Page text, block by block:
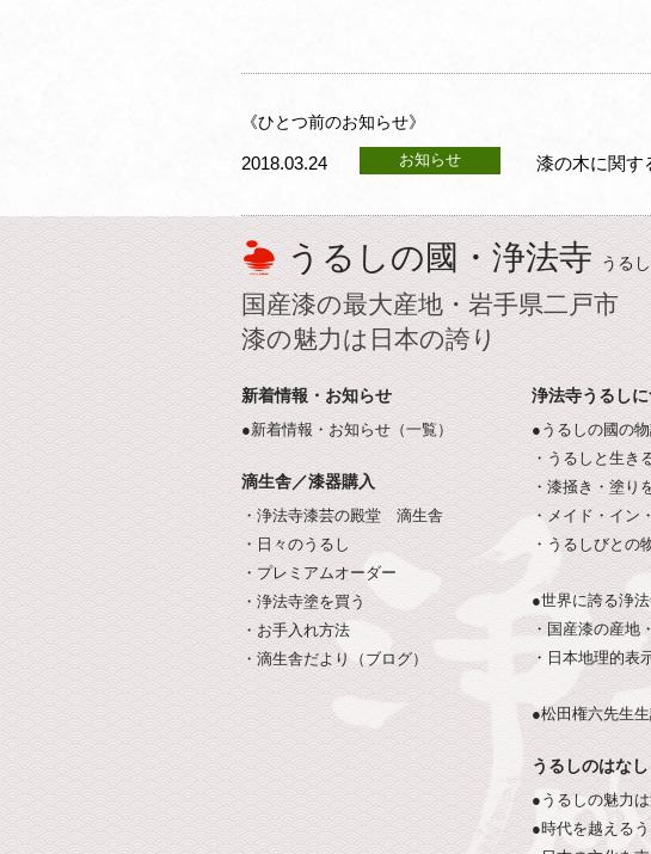
《ひとつ前のお知らせ》
2018.03.24 お知らせ 漆の木に関す
うるしの國・浄法寺 うる
国産漆の最大産地・岩手県二戸市
漆の魅力は日本の誇り
新着情報・お知らせ
●新着情報・お知らせ（一覧）
滴生舎／漆器購入
・浄法寺漆芸の殿堂 滴生舎
・日々のうるし
・プレミアムオーダー
・浄法寺塗を買う
・お手入れ方法
・滴生舎だより（ブログ）
浄法寺うるし
●うるしの國の
・うるしと生き
・漆掻き・塗り
・メイド・イン
・うるしびとの
●世界に誇る浄
・国産漆の産地
・日本地理的表
●松田権六先生
うるしのはなし
●うるしの魅力
●時代を越える